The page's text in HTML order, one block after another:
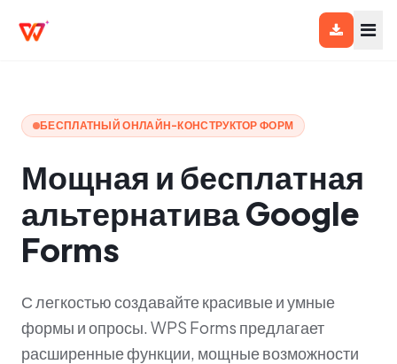
БЕСПЛАТНЫЙ ОНЛАЙН-КОНСТРУКТОР ФОРМ
Мощная и бесплатная
альтернатива Google
Forms
С легкостью создавайте красивые и умные
формы и опросы. WPS Forms предлагает
расширенные функции, мощные возможности